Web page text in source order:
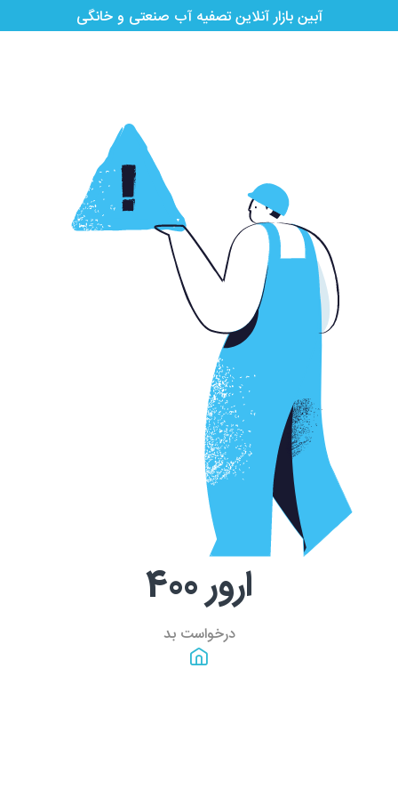
آبین بازار آنلاین تصفیه آب صنعتی و خانگی
ارور400
درخواست بد